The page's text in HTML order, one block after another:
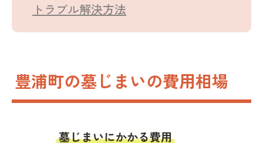
トラブル解決方法
豊浦町の墓じまいの費用相場